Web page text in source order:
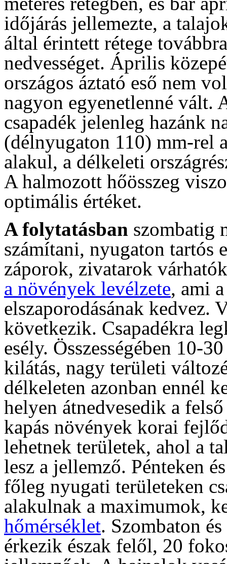
időjárás jellemezte, a
által érintett rétege
nedvességet. Április
országos áztató eső nem
nagyon egyenetlenné vált.
csapadék jelenleg hazánk
(délnyugaton 110) mm-rel
alakul, a délkeleti
A halmozott hőösszeg
optimális értéket.
A folytatásban szombatig
számítani, nyugaton tartós
záporok, zivatarok
a növények levélzete, ami
elszaporodásának kedvez.
következik. Csapadékra
esély. Összességében 10-
kilátás, nagy területi
délkeleten azonban ennél
helyen átnedvesedik a
kapás növények korai
lehetnek területek, ahol a
lesz a jellemző. Pénteken
főleg nyugati területeken
alakulnak a maximumok,
hőmérséklet. Szombaton
érkezik észak felől, 20